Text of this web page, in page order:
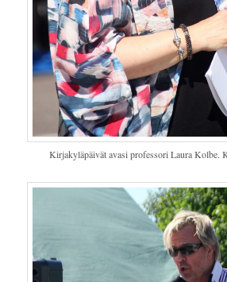
Kirjakyläpäivät avasi professori Laura Kolbe.